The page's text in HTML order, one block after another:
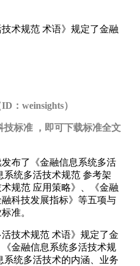
技术规范 术语》规定了金融
：weinsights）
技标准 ，即可下载标准全文
布了《金融信息系统多活
统多活技术规范 参考架
规范 应用策略》、《金融
科技发展指标》等五项与
准。
技术规范 术语》规定了金
金融信息系统多活技术规
统多活技术的内涵、业务